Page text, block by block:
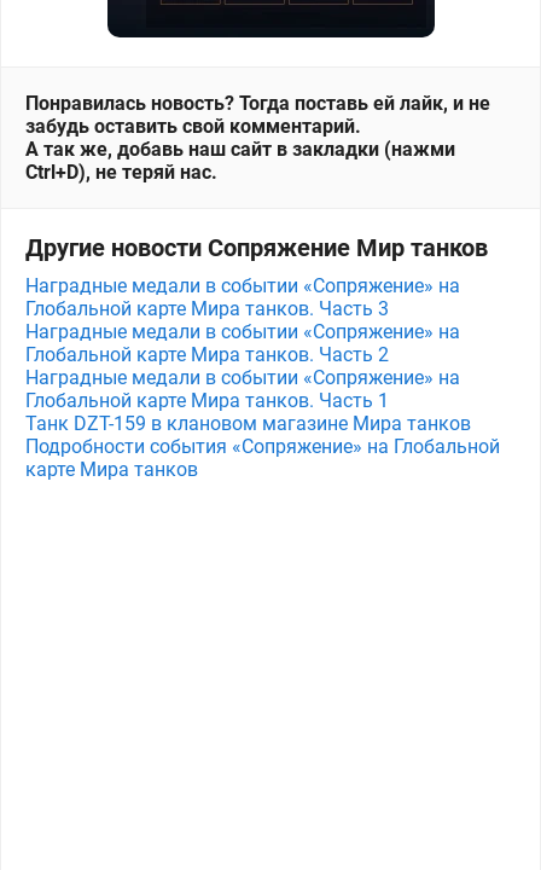
Понравилась новость? Тогда поставь ей лайк, и не
забудь оставить свой комментарий.
А так же, добавь наш сайт в закладки (нажми
Ctrl+D), не теряй нас.
Другие новости Сопряжение Мир танков
Наградные медали в событии «Сопряжение» на
Глобальной карте Мира танков. Часть 3
Наградные медали в событии «Сопряжение» на
Глобальной карте Мира танков. Часть 2
Наградные медали в событии «Сопряжение» на
Глобальной карте Мира танков. Часть 1
Танк DZT-159 в клановом магазине Мира танков
Подробности события «Сопряжение» на Глобальной
карте Мира танков